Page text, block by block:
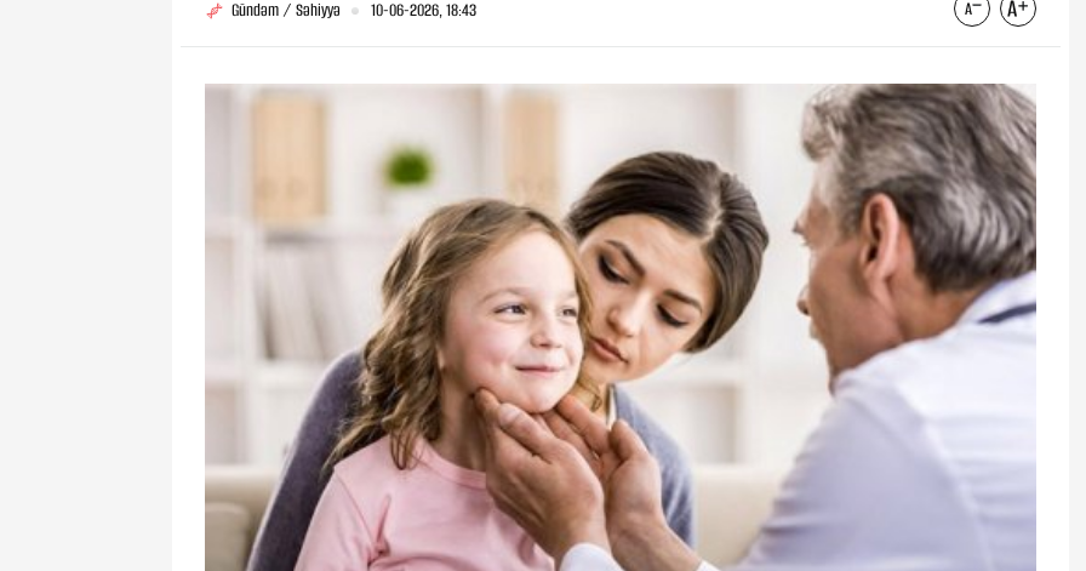
Gündəm / Səhiyyə 10-06-2026, 18:43
Misir “Məkkə sazişi”nə niyə
qoşulmadı?
İsti havalarda ayaqlar niyə